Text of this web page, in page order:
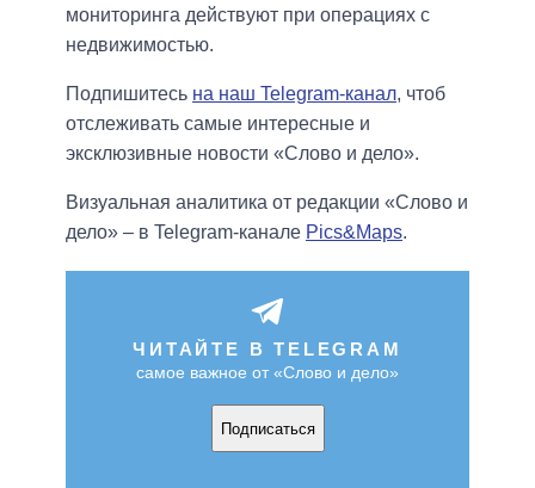
мониторинга действуют при операциях с
недвижимостью.
Подпишитесь на наш Telegram-канал, чтоб
отслеживать самые интересные и
эксклюзивные новости «Слово и дело».
Визуальная аналитика от редакции «Слово и
дело» – в Telegram-канале Pics&Maps.
ЧИТАЙТЕ В TELEGRAM
самое важное от «Слово и дело»
Подписаться